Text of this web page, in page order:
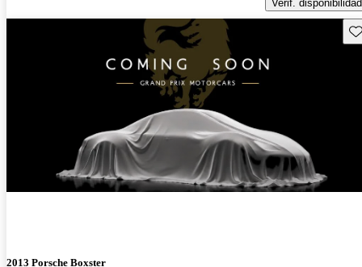
Verif. disponibilidad
2013 Porsche Boxster